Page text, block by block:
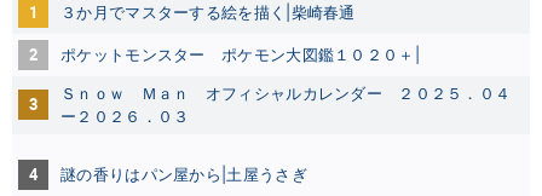
1 ３か月でマスターする絵を描く|柴崎春通
2 ポケットモンスター ポケモン大図鑑１０２０＋|
3
Ｓｎｏｗ Ｍａｎ オフィシャルカレンダー ２０２５．０４
ー２０２６．０３
4 謎の香りはパン屋から|土屋うさぎ